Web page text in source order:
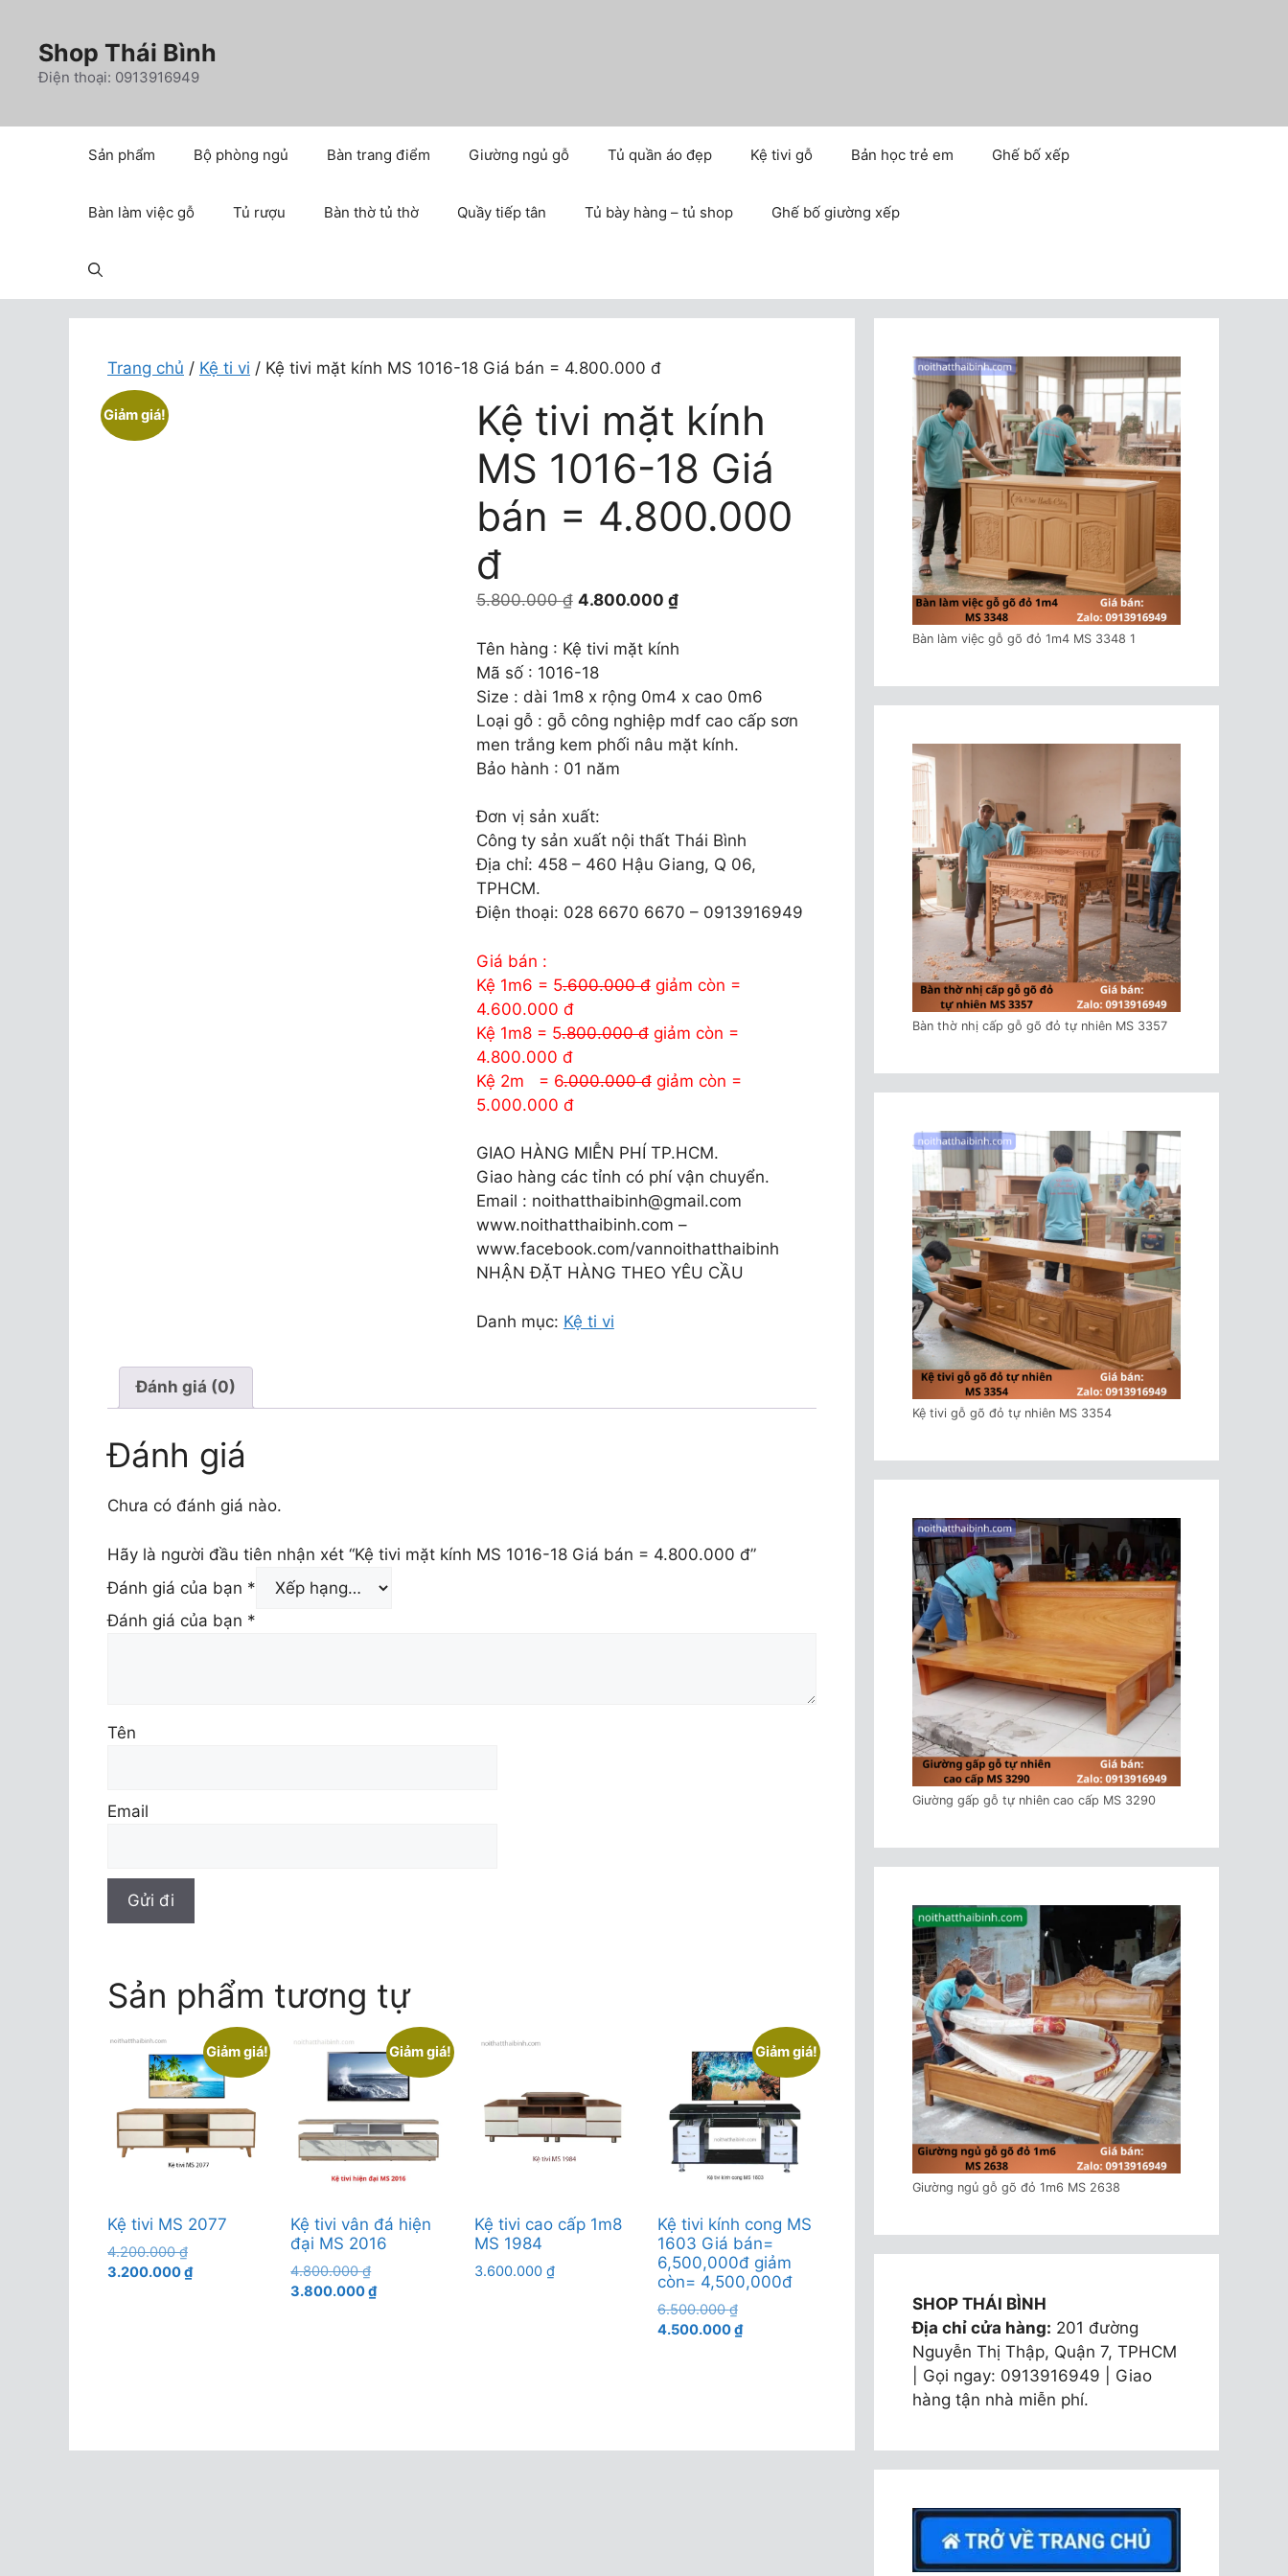
dung
Shop Thái Bình
Điện thoại: 0913916949
Sản phẩm Bộ phòng ngủ Bàn trang điểm Giường ngủ gỗ Tủ quần áo đẹp Kệ tivi gỗ Bản học trẻ em Ghế bố xếp
Bàn làm việc gỗ Tủ rượu Bàn thờ tủ thờ Quầy tiếp tân Tủ bày hàng – tủ shop Ghế bố giường xếp
Trang chủ / Kệ ti vi / Kệ tivi mặt kính MS 1016-18 Giá bán = 4.800.000 đ
Giảm giá!
Kệ tivi mặt kính
MS 1016-18 Giá
bán = 4.800.000
đ
5.800.000₫ Giá
là:
5.800.000 ₫.
4.800.000 ₫Giá
tại
4.800.000 ₫.
Tên hàng : Kệ tivi mặt kính
Mã số : 1016-18
Size : dài 1m8 x rộng 0m4 x cao 0m6
Loại gỗ : gỗ công nghiệp mdf cao cấp sơn
men trắng kem phối nâu mặt kính.
Bảo hành : 01 năm
Đơn vị sản xuất:
Công ty sản xuất nội thất Thái Bình
Địa chỉ: 458 – 460 Hậu Giang, Q 06,
TPHCM.
Điện thoại: 028 6670 6670 – 0913916949
Giá bán :
Kệ 1m6 = 5.600.000 đgiảm còn =
4.600.000 đ
Kệ 1m8 = 5.800.000 đgiảm còn =
4.800.000 đ
Kệ 2m = 6.000.000 đgiảm còn =
5.000.000 đ
GIAO HÀNG MIỄN PHÍ TP.HCM.
Giao hàng các tỉnh có phí vận chuyển.
Email : noithatthaibinh@gmail.com
www.noithatthaibinh.com –
www.facebook.com/vannoithatthaibinh
NHẬN ĐẶT HÀNG THEO YÊU CẦU
Danh mục: Kệ ti vi
Đánh giá (0)
Đánh giá
Chưa có đánh giá nào.
Hãy là người đầu tiên nhận xét “Kệ tivi mặt kính MS 1016-18 Giá bán = 4.800.000 đ”
Đánh giá của bạn *
Đánh giá của bạn *
Tên
Email
Sản phẩm tương tự
Giảm giá!
Kệ tivi MS 2077
4.200.000₫Giá
gốc
3.200.000₫Giá
Giảm giá!
Kệ tivi vân đá hiện
đại MS 2016
4.800.000₫Giá
gốc
3.800.000₫Giá
Kệ tivi cao cấp 1m8
MS 1984
3.600.000 ₫
Giảm giá!
Kệ tivi kính cong MS
1603 Giá bán=
6,500,000đ giảm
còn= 4,500,000đ
6.500.000₫Giá
gốc
4.500.000₫Giá
Bàn làm việc gỗ gõ đỏ 1m4 MS 3348 1
Bàn thờ nhị cấp gỗ gõ đỏ tự nhiên MS 3357
Kệ tivi gỗ gõ đỏ tự nhiên MS 3354
Giường gấp gỗ tự nhiên cao cấp MS 3290
Giường ngủ gỗ gõ đỏ 1m6 MS 2638
SHOP THÁI BÌNH
Địa chỉ cửa hàng: 201 đường
Nguyễn Thị Thập, Quận 7, TPHCM
| Gọi ngay: 0913916949 | Giao
hàng tận nhà miễn phí.